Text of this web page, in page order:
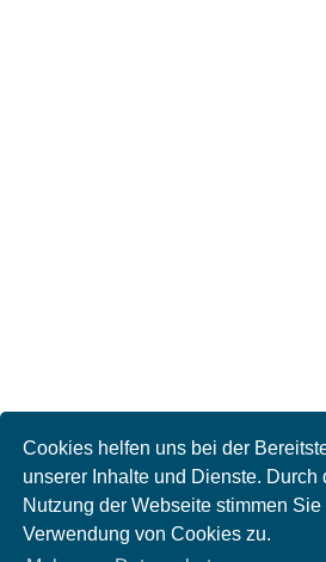
Cookies helfen uns bei der
unserer Inhalte und Dienste. Durch
Nutzung der Webseite stimmen Sie
Verwendung von Cookies zu.